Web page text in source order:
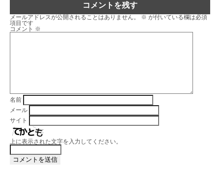
コメントを残す
メールアドレスが公開されることはありません。 ※ が付いている欄は必須
項目です
コメント ※
名前
メール
サイト
上に表示された文字を入力してください。